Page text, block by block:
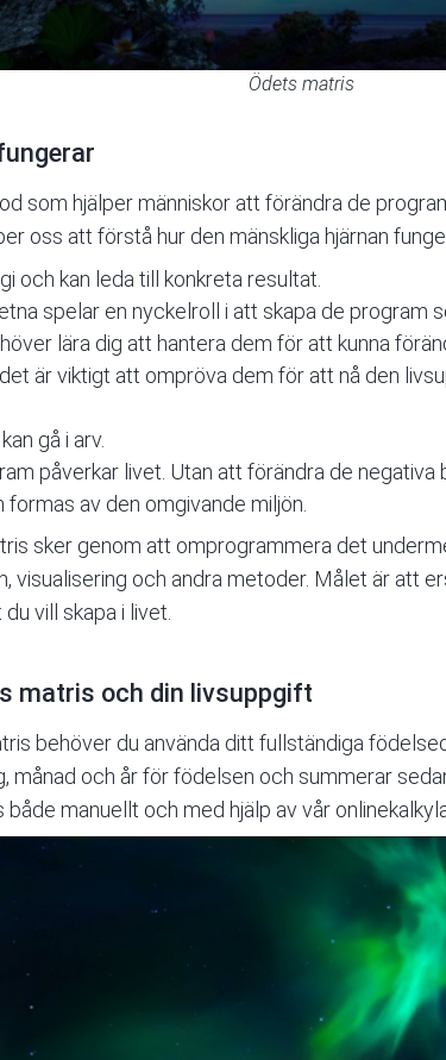
Ödets matris
som hjälper människor att förändra de
oss att förstå hur den mänskliga hjärnan
och kan leda till konkreta resultat.
spelar en nyckelroll i att skapa de program
lära dig att hantera dem för att kunna
är viktigt att ompröva dem för att nå den
gå i arv.
påverkar livet. Utan att förändra de negativa
formas av den omgivande miljön.
sker genom att omprogrammera det
visualisering och andra metoder. Målet är att
vill skapa i livet.
matris och din livsuppgift
behöver du använda ditt fullständiga
månad och år för födelsen och summerar
både manuellt och med hjälp av vår